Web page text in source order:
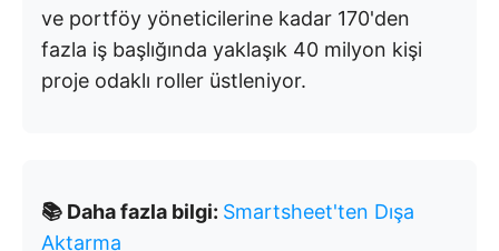
ve portföy yöneticilerine kadar 170'den
fazla iş başlığında yaklaşık 40 milyon kişi
proje odaklı roller üstleniyor.
📚 Daha fazla bilgi: Smartsheet'ten Dışa
Aktarma